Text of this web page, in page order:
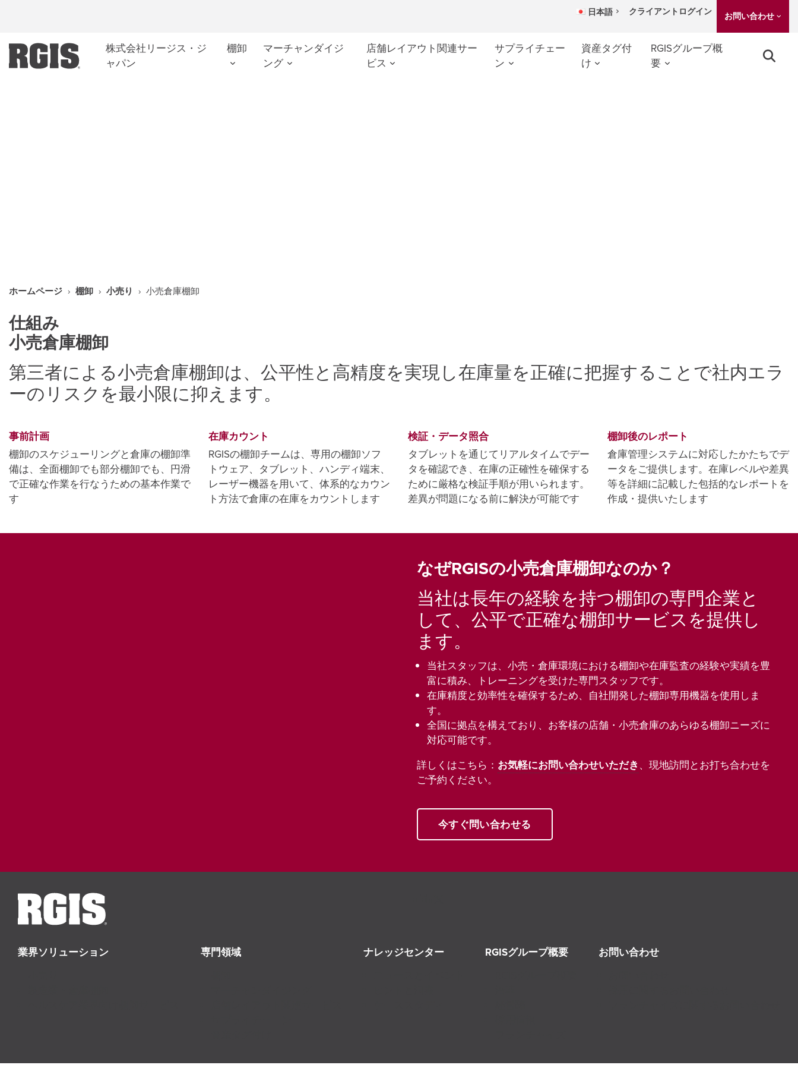
日本語 クライアントログイン お問い合わせ
株式会社リージス・ジ
ャパン
棚卸
マーチャンダイジ
ング
店舗レイアウト関連サー
ビス
サプライチェー
ン
資産タグ付
け
RGISグループ概
要
ホームページ › 棚卸 › 小売り › 小売倉庫棚卸
仕組み
小売倉庫棚卸
第三者による小売倉庫棚卸は、公平性と高精度を実現し在庫量を正確に把握することで社内エラ
ーのリスクを最小限に抑えます。
事前計画
棚卸のスケジューリングと倉庫の棚卸準
備は、全面棚卸でも部分棚卸でも、円滑
で正確な作業を行なうための基本作業で
す
在庫カウント
RGISの棚卸チームは、専用の棚卸ソフ
トウェア、タブレット、ハンディ端末、
レーザー機器を用いて、体系的なカウン
ト方法で倉庫の在庫をカウントします
検証・データ照合
タブレットを通じてリアルタイムでデー
タを確認でき、在庫の正確性を確保する
ために厳格な検証手順が用いられます。
差異が問題になる前に解決が可能です
棚卸後のレポート
倉庫管理システムに対応したかたちでデ
ータをご提供します。在庫レベルや差異
等を詳細に記載した包括的なレポートを
作成・提供いたします
なぜRGISの小売倉庫棚卸なのか？
当社は長年の経験を持つ棚卸の専門企業と
して、公平で正確な棚卸サービスを提供し
ます。
当社スタッフは、小売・倉庫環境における棚卸や在庫監査の経験や実績を豊
富に積み、トレーニングを受けた専門スタッフです。
在庫精度と効率性を確保するため、自社開発した棚卸専用機器を使用しま
す。
全国に拠点を構えており、お客様の店舗・小売倉庫のあらゆる棚卸ニーズに
対応可能です。
詳しくはこちら： お気軽にお問い合わせいただき 、現地訪問とお打ち合わせを
ご予約ください。
今すぐ問い合わせる
業界ソリューション 専門領域 ナレッジセンター RGISグループ概要 お問い合わせ